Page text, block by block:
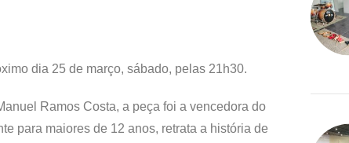
dia 25 de março, sábado, pelas 21h30.
Ramos Costa, a peça foi a vencedora do
para maiores de 12 anos, retrata a história de